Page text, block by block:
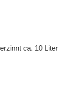
ca. 10 Liter